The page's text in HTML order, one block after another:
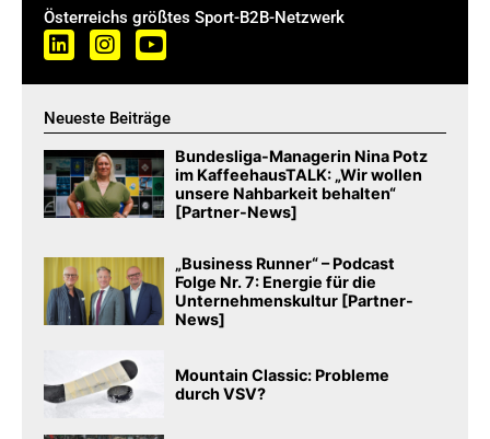
Österreichs größtes Sport-B2B-Netzwerk
Neueste Beiträge
Bundesliga-Managerin Nina Potz
im KaffeehausTALK: „Wir wollen
unsere Nahbarkeit behalten“
[Partner-News]
„Business Runner“ – Podcast
Folge Nr. 7: Energie für die
Unternehmenskultur [Partner-
News]
Mountain Classic: Probleme
durch VSV?